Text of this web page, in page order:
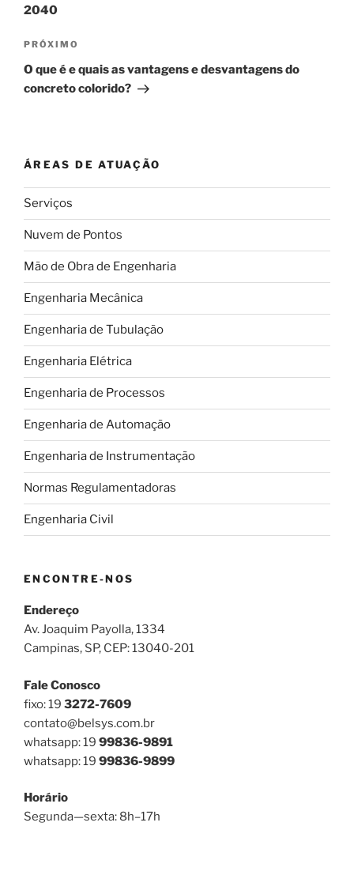
2040
Próximo
post
PRÓXIMO
O que é e quais as vantagens e desvantagens do
concreto colorido?
ÁREAS DE ATUAÇÃO
Serviços
Nuvem de Pontos
Mão de Obra de Engenharia
Engenharia Mecânica
Engenharia de Tubulação
Engenharia Elétrica
Engenharia de Processos
Engenharia de Automação
Engenharia de Instrumentação
Normas Regulamentadoras
Engenharia Civil
ENCONTRE-NOS
Endereço
Av. Joaquim Payolla, 1334
Campinas, SP, CEP: 13040-201
Fale Conosco
fixo: 19 3272-7609
contato@belsys.com.br
whatsapp: 19 99836-9891
whatsapp: 19 99836-9899
Horário
Segunda—sexta: 8h–17h